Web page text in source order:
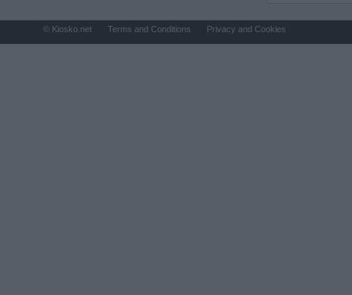
© Kiosko.net Terms and Conditions Privacy and Cookies